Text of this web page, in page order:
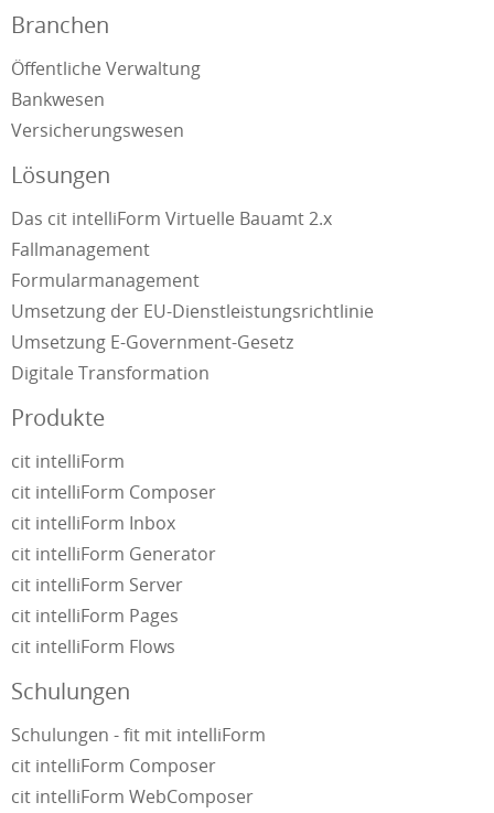
Branchen
Öffentliche Verwaltung
Bankwesen
Versicherungswesen
Lösungen
Das cit intelliForm Virtuelle Bauamt 2.x
Fallmanagement
Formularmanagement
Umsetzung der EU-Dienstleistungsrichtlinie
Umsetzung E-Government-Gesetz
Digitale Transformation
Produkte
cit intelliForm
cit intelliForm Composer
cit intelliForm Inbox
cit intelliForm Generator
cit intelliForm Server
cit intelliForm Pages
cit intelliForm Flows
Schulungen
Schulungen - fit mit intelliForm
cit intelliForm Composer
cit intelliForm WebComposer